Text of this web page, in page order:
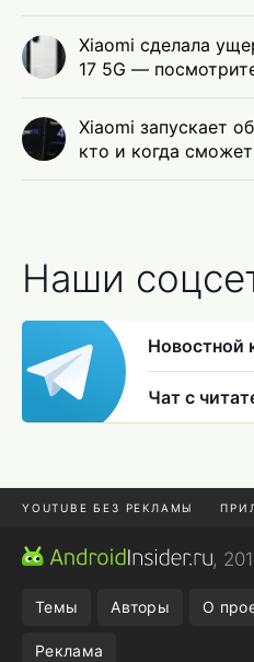
Xiaomi сделала
17 5G —
Xiaomi запускает
кто и когда
Наши
Новостной
Чат с
YOUTUBE БЕЗ РЕКЛАМЫ
МЕССЕНДЖЕРЫ ONE UI 8.5
,
Темы Авторы О
Реклама